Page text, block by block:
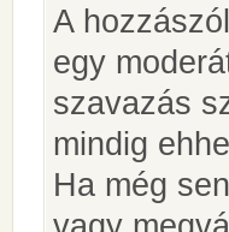
A
egy
szavazás
mindig
Ha még